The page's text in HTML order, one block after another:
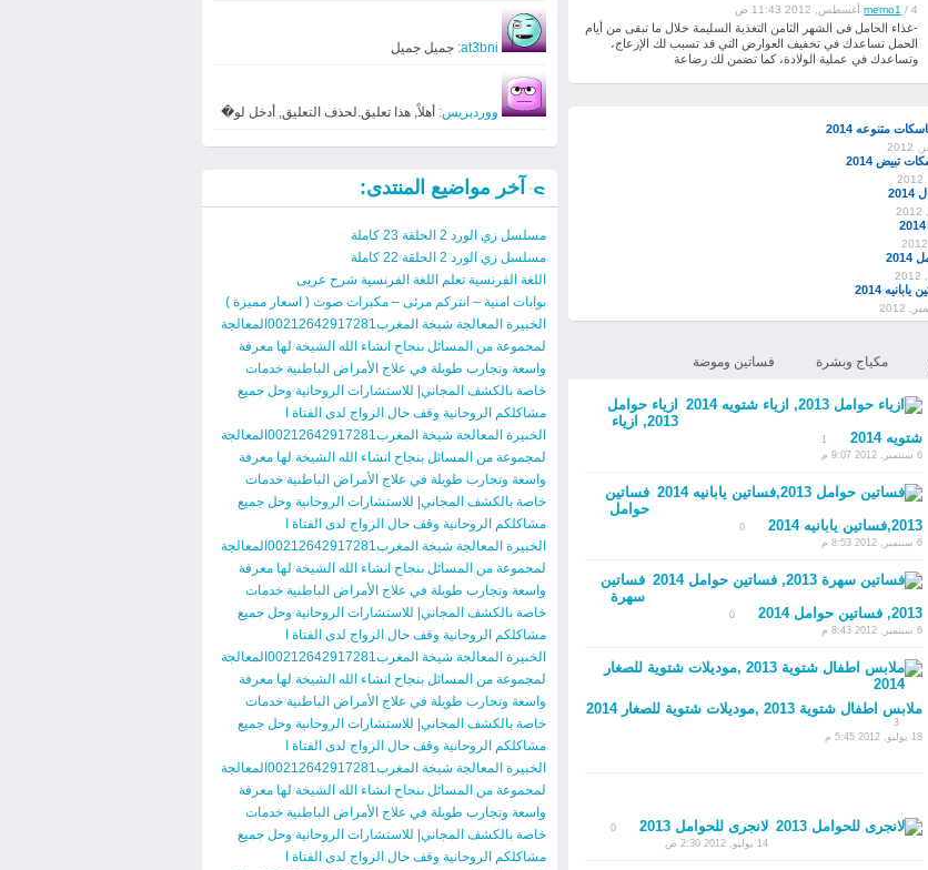
at3bni: جميل جميل
ووردبريس: أهلاً, هذا تعليق.لحذف التعليق, أدخل لو�
آخر مواضيع المنتدى:
مسلسل زي الورد 2 الحلقة 23 كاملة
مسلسل زي الورد 2 الحلقة 22 كاملة
اللغة الفرنسية تعلم اللغة الفرنسية شرح عربى
بوابات امنية – انتركم مرئى – مكبرات صوت ( اسعار مميزة )
الخبيرة المعالجة شيخة المغرب00212642917281المعالجة
لمجموعة من المسائل بنجاح انشاء الله الشيخة لها معرفة
واسعة وتجارب طويلة في علاج الأمراض الباطنية خدمات
خاصة بالكشف المجاني| للاستشارات الروحانية وحل جميع
مشاكلكم الروحانية وقف حال الزواج لدى الفتاة ا
الخبيرة المعالجة شيخة المغرب00212642917281المعالجة
لمجموعة من المسائل بنجاح انشاء الله الشيخة لها معرفة
واسعة وتجارب طويلة في علاج الأمراض الباطنية خدمات
خاصة بالكشف المجاني| للاستشارات الروحانية وحل جميع
مشاكلكم الروحانية وقف حال الزواج لدى الفتاة ا
الخبيرة المعالجة شيخة المغرب00212642917281المعالجة
لمجموعة من المسائل بنجاح انشاء الله الشيخة لها معرفة
واسعة وتجارب طويلة في علاج الأمراض الباطنية خدمات
خاصة بالكشف المجاني| للاستشارات الروحانية وحل جميع
مشاكلكم الروحانية وقف حال الزواج لدى الفتاة ا
الخبيرة المعالجة شيخة المغرب00212642917281المعالجة
لمجموعة من المسائل بنجاح انشاء الله الشيخة لها معرفة
واسعة وتجارب طويلة في علاج الأمراض الباطنية خدمات
خاصة بالكشف المجاني| للاستشارات الروحانية وحل جميع
مشاكلكم الروحانية وقف حال الزواج لدى الفتاة ا
الخبيرة المعالجة شيخة المغرب00212642917281المعالجة
لمجموعة من المسائل بنجاح انشاء الله الشيخة لها معرفة
واسعة وتجارب طويلة في علاج الأمراض الباطنية خدمات
خاصة بالكشف المجاني| للاستشارات الروحانية وحل جميع
مشاكلكم الروحانية وقف حال الزواج لدى الفتاة ا
memo1 / 4 أغسطس, 2012 11:43 ص
-غذاء الحامل فى الشهر الثامن التغذية السليمة خلال ما تبقى من أيام
الحمل تساعدك في تخفيف العوارض التي قد تسبب لك الإزعاج،
وتساعدك في عملية الولادة، كما تضمن لك رضاعة
مكياج وبشرة فساتين وموضة
ازياء حوامل
2013, ازياء
شتويه 2014
1
6 سبتمبر, 2012 9:07 م
فساتين
حوامل
2013,فساتين يابانيه 2014
0
6 سبتمبر, 2012 8:53 م
فساتين
سهرة
2013, فساتين حوامل 2014
0
6 سبتمبر, 2012 8:43 م
ملابس اطفال شتوية 2013 ,موديلات شتوية للصغار 2014
3
18 يوليو, 2012 5:45 م
لانجرى للحوامل 2013
0
14 يوليو, 2012 2:30 ص